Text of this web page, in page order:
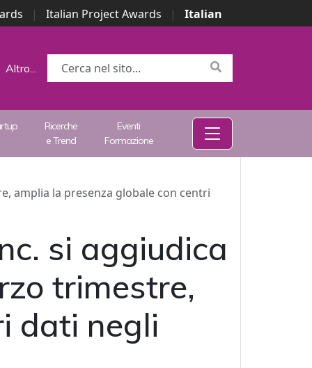
| Italian Project Awards |
Italian
Altro...
Ricerche
e Trend
Eventi
Formazione
amplia la presenza globale con centri
si aggiudica
trimestre,
dati negli